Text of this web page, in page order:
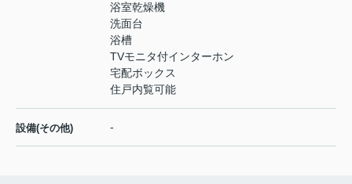
浴室乾燥機
洗面台
浴槽
TVモニタ付インターホン
宅配ボックス
住戸内覧可能
設備(その他) -